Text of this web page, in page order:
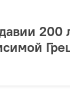
200